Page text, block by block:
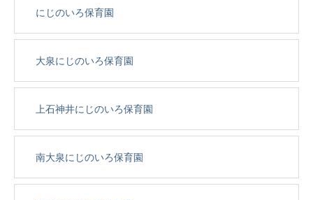
にじのいろ保育園
大泉にじのいろ保育園
上石神井にじのいろ保育園
南大泉にじのいろ保育園